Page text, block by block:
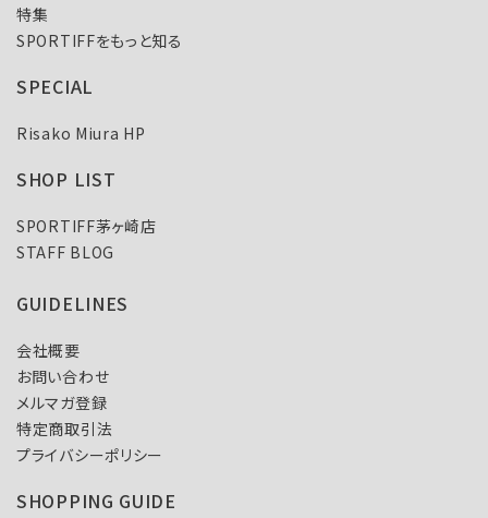
特集
SPORTIFFをもっと知る
SPECIAL
Risako Miura HP
SHOP LIST
SPORTIFF茅ヶ崎店
STAFF BLOG
GUIDELINES
会社概要
お問い合わせ
メルマガ登録
特定商取引法
プライバシーポリシー
SHOPPING GUIDE